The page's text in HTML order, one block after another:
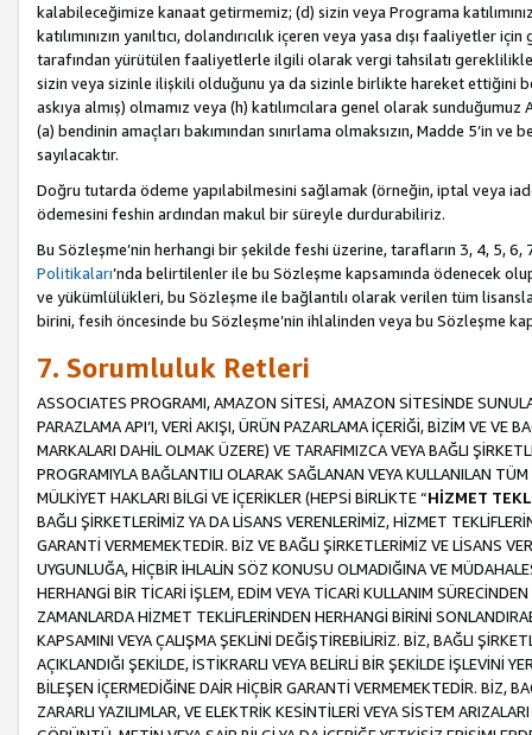
kalabileceğimize kanaat getirmemiz; (d) sizin veya Programa
katılımınızın yanıltıcı, dolandırıcılık içeren veya yasa dışı
tarafından yürütülen faaliyetlerle ilgili olarak vergi tahsilatı
sizin veya sizinle ilişkili olduğunu ya da sizinle birlikte hareket ettiğini
askıya almış) olmamız veya (h) katılımcılara genel olarak
(a) bendinin amaçları bakımından sınırlama olmaksızın, Madde 5’in
sayılacaktır.
Doğru tutarda ödeme yapılabilmesini sağlamak (örneğin, iptal veya
ödemesini feshin ardından makul bir süreyle durdurabiliriz.
Bu Sözleşme’nin herhangi bir şekilde feshi üzerine, tarafların 3, 4, 5,
Politikaları’nda belirtilenler ile bu Sözleşme kapsamında ödenecek
ve yükümlülükleri, bu Sözleşme ile bağlantılı olarak verilen tüm
birini, fesih öncesinde bu Sözleşme’nin ihlalinden veya bu Sözleşme
7. Sorumluluk Retleri
ASSOCIATES PROGRAMI, AMAZON SİTESİ, AMAZON SİTESİNDE
PARAZLAMA API’I, VERİ AKIŞI, ÜRÜN PAZARLAMA İÇERİĞİ, BİZİM VE VE
MARKALARI DAHİL OLMAK ÜZERE) VE TARAFIMIZCA VEYA BAĞLI
PROGRAMIYLA BAĞLANTILI OLARAK SAĞLANAN VEYA KULLANILAN
MÜLKİYET HAKLARI BİLGİ VE İÇERİKLER (HEPSİ BİRLİKTE “HİZMET
BAĞLI ŞİRKETLERİMİZ YA DA LİSANS VERENLERİMİZ, HİZMET
GARANTİ VERMEMEKTEDİR. BİZ VE BAĞLI ŞİRKETLERİMİZ VE LİSANS
UYGUNLUĞA, HİÇBİR İHLALİN SÖZ KONUSU OLMADIĞINA VE
HERHANGİ BİR TİCARİ İŞLEM, EDİM VEYA TİCARİ KULLANIM
ZAMANLARDA HİZMET TEKLİFLERİNDEN HERHANGİ BİRİNİ
KAPSAMINI VEYA ÇALIŞMA ŞEKLİNİ DEĞİŞTİREBİLİRİZ. BİZ, BAĞLI
AÇIKLANDIĞI ŞEKİLDE, İSTİKRARLI VEYA BELİRLİ BİR ŞEKİLDE İŞLEVİNİ
BİLEŞEN İÇERMEDİĞİNE DAİR HİÇBİR GARANTİ VERMEMEKTEDİR. BİZ,
ZARARLI YAZILIMLAR, VE ELEKTRİK KESİNTİLERİ VEYA SİSTEM